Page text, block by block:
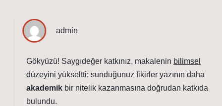
admin
Gökyüzü! Saygıdeğer katkınız, makalenin bilimsel
düzeyini yükseltti; sunduğunuz fikirler yazının daha
akademik bir nitelik kazanmasına doğrudan katkıda
bulundu.